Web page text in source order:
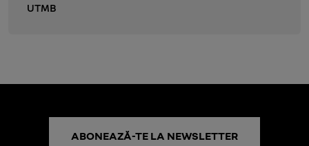
UTMB
ABONEAZĂ-TE LA NEWSLETTER